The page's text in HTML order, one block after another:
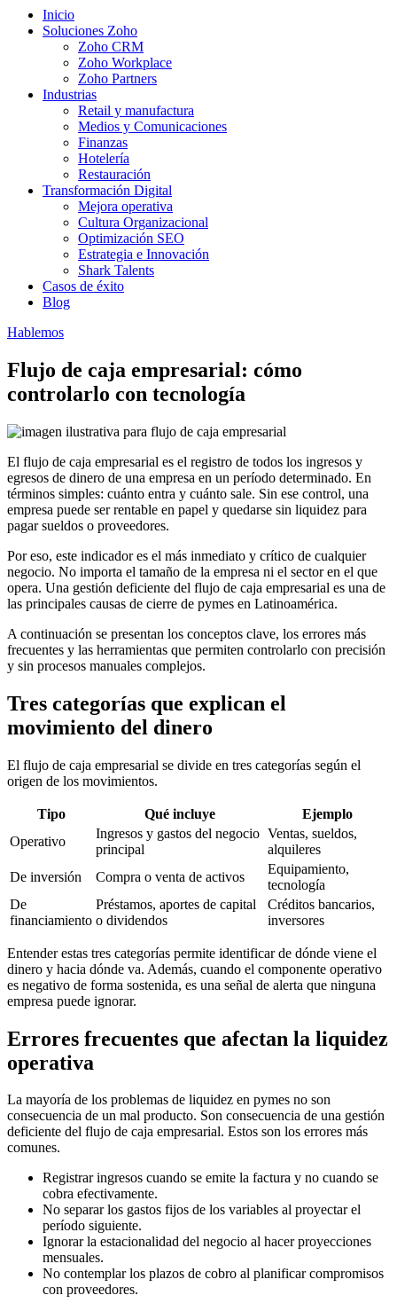
Inicio
Soluciones Zoho
Zoho CRM
Zoho Workplace
Zoho Partners
Industrias
Retail y manufactura
Medios y Comunicaciones
Finanzas
Hotelería
Restauración
Transformación Digital
Mejora operativa
Cultura Organizacional
Optimización SEO
Estrategia e Innovación
Shark Talents
Casos de éxito
Blog
Hablemos
Flujo de caja empresarial: cómo
controlarlo con tecnología
El flujo de caja empresarial es el registro de todos los ingresos y
egresos de dinero de una empresa en un período determinado. En
términos simples: cuánto entra y cuánto sale. Sin ese control, una
empresa puede ser rentable en papel y quedarse sin liquidez para
pagar sueldos o proveedores.
Por eso, este indicador es el más inmediato y crítico de cualquier
negocio. No importa el tamaño de la empresa ni el sector en el que
opera. Una gestión deficiente del flujo de caja empresarial es una de
las principales causas de cierre de pymes en Latinoamérica.
A continuación se presentan los conceptos clave, los errores más
frecuentes y las herramientas que permiten controlarlo con precisión
y sin procesos manuales complejos.
Tres categorías que explican el
movimiento del dinero
El flujo de caja empresarial se divide en tres categorías según el
origen de los movimientos.
Tipo Qué incluye
Ejemplo
Operativo
Ingresos y gastos del negocio
principal
Ventas, sueldos,
alquileres
De inversión
Compra o venta de activos
Equipamiento,
tecnología
De
financiamiento
Préstamos, aportes de capital
o dividendos
Créditos bancarios,
inversores
Entender estas tres categorías permite identificar de dónde viene el
dinero y hacia dónde va. Además, cuando el componente operativo
es negativo de forma sostenida, es una señal de alerta que ninguna
empresa puede ignorar.
Errores frecuentes que afectan la liquidez
operativa
La mayoría de los problemas de liquidez en pymes no son
consecuencia de un mal producto. Son consecuencia de una gestión
deficiente del flujo de caja empresarial. Estos son los errores más
comunes.
Registrar ingresos cuando se emite la factura y no cuando se
cobra efectivamente.
No separar los gastos fijos de los variables al proyectar el
período siguiente.
Ignorar la estacionalidad del negocio al hacer proyecciones
mensuales.
No contemplar los plazos de cobro al planificar compromisos
con proveedores.